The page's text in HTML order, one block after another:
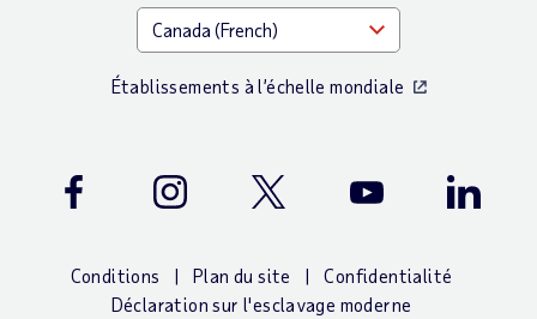
Établissements à l’échelle mondiale
Facebook Instagram Twitter Youtube LinkedIn
Conditions Plan du site
Confidentialité
Déclaration sur l'esclavage moderne